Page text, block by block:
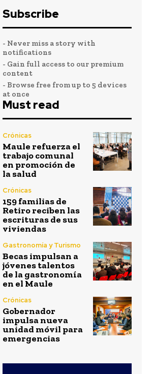
Subscribe
- Never miss a story with
notifications
- Gain full access to our premium
content
- Browse free from up to 5 devices
at once
Must read
Crónicas
Maule refuerza el
trabajo comunal
en promoción de
la salud
Crónicas
159 familias de
Retiro reciben las
escrituras de sus
viviendas
Gastronomía y Turismo
Becas impulsan a
jóvenes talentos
de la gastronomía
en el Maule
Crónicas
Gobernador
impulsa nueva
unidad móvil para
emergencias